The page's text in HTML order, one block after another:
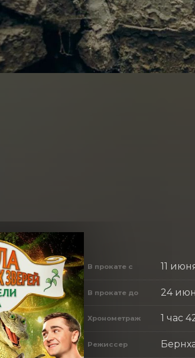
В прокате с 11
В прокате до 24
Хронометраж 1 час
Режиссер